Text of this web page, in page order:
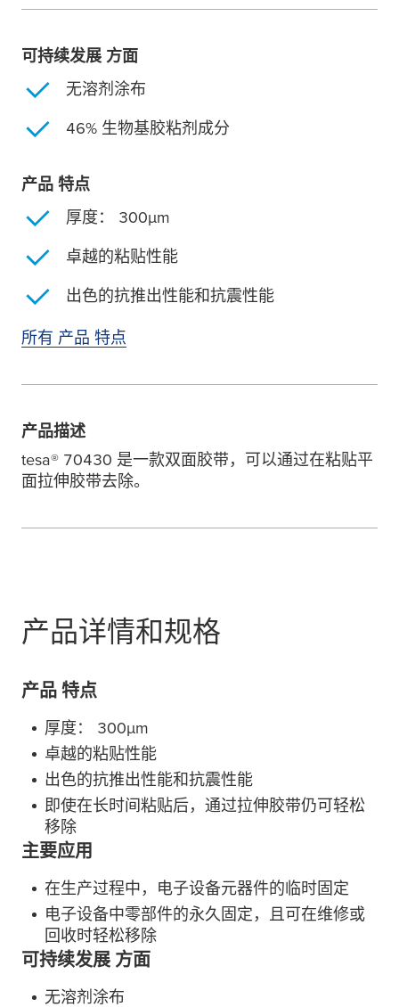
可持续发展 方面
无溶剂涂布
46% 生物基胶粘剂成分
产品 特点
厚度： 300µm
卓越的粘贴性能
出色的抗推出性能和抗震性能
所有 产品 特点
产品描述
tesa® 70430 是一款双面胶带，可以通过在粘贴平
面拉伸胶带去除。
产品详情和规格
产品 特点
厚度： 300µm
卓越的粘贴性能
出色的抗推出性能和抗震性能
即使在长时间粘贴后，通过拉伸胶带仍可轻松
移除
主要应用
在生产过程中，电子设备元器件的临时固定
电子设备中零部件的永久固定，且可在维修或
回收时轻松移除
可持续发展 方面
无溶剂涂布